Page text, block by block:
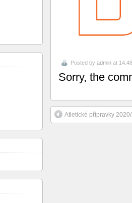
Posted by admin at 14.48
Sorry, the
Atletické přípravky